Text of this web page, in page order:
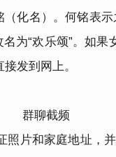
化名）。何铭表
为“欢乐颂”。如
发到网上。
群聊截频
片和家庭地址，